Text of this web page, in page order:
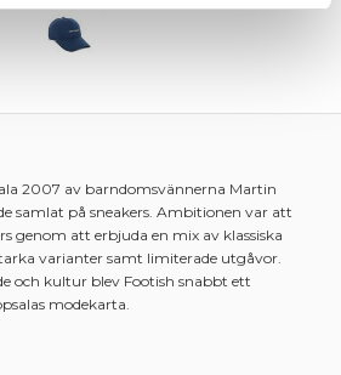
2007 av barndomsvännerna Martin
samlat på sneakers. Ambitionen var att
genom att erbjuda en mix av klassiska
varianter samt limiterade utgåvor.
och kultur blev Footish snabbt ett
modekarta.